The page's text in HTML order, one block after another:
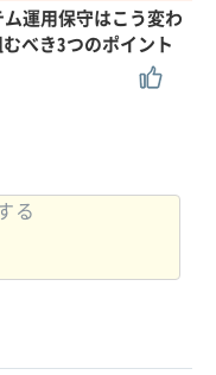
運用保守はこう変わ
べき3つのポイント